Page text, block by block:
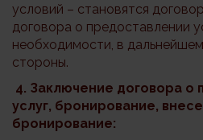
условий – становятся
договора о предоставлении
необходимости, в
стороны.
4. Заключение договора о
услуг, бронирование,
бронирование: